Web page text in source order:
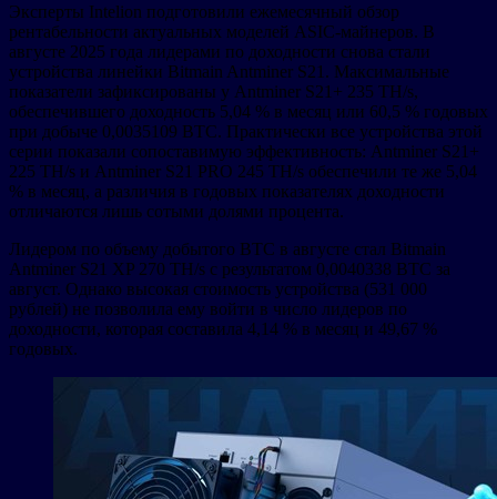
Эксперты Intelion подготовили ежемесячный обзор
рентабельности актуальных моделей ASIC-майнеров. В
августе 2025 года лидерами по доходности снова стали
устройства линейки Bitmain Antminer S21. Максимальные
показатели зафиксированы у Antminer S21+ 235 TH/s,
обеспечившего доходность 5,04 % в месяц или 60,5 % годовых
при добыче 0,0035109 BTC. Практически все устройства этой
серии показали сопоставимую эффективность: Antminer S21+
225 TH/s и Antminer S21 PRO 245 TH/s обеспечили те же 5,04
% в месяц, а различия в годовых показателях доходности
отличаются лишь сотыми долями процента.
Лидером по объему добытого BTC в августе стал Bitmain
Antminer S21 XP 270 TH/s с результатом 0,0040338 BTC за
август. Однако высокая стоимость устройства (531 000
рублей) не позволила ему войти в число лидеров по
доходности, которая составила 4,14 % в месяц и 49,67 %
годовых.